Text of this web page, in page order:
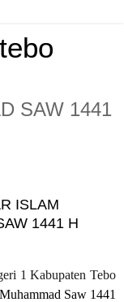
SAW 1441
ISLAM
1441 H
1 Kabupaten Tebo
Saw 1441